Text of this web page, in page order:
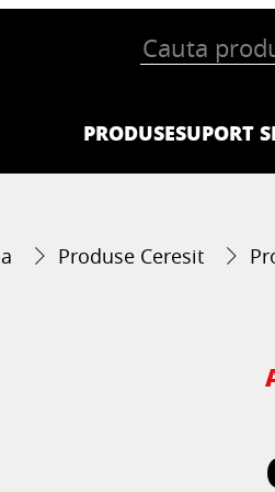
PRODUSESUPORT
Produse Ceresit